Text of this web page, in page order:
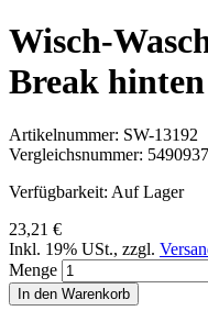
Wisch-
Break
Artikelnummer: SW-13192
Vergleichsnummer: 5490937
Verfügbarkeit: Auf Lager
23,21 €
Inkl. 19% USt., zzgl.
Menge
In den Warenkorb